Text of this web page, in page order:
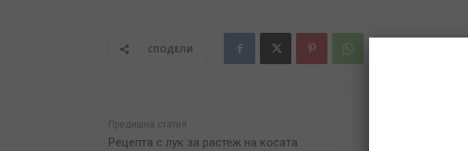
СПОДЕЛИ
Предишна статия
Рецепта с лук за растеж на косата